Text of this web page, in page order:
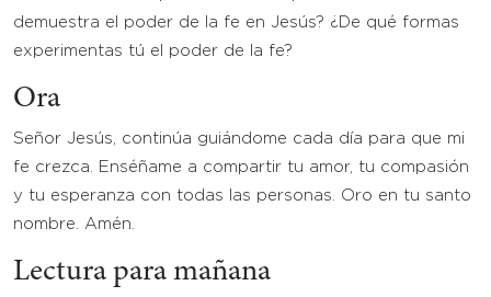
demuestra el poder de la fe en Jesús? ¿De qué formas
experimentas tú el poder de la fe?
Ora
Señor Jesús, continúa guiándome cada día para que mi
fe crezca. Enséñame a compartir tu amor, tu compasión
y tu esperanza con todas las personas. Oro en tu santo
nombre. Amén.
Lectura para mañana